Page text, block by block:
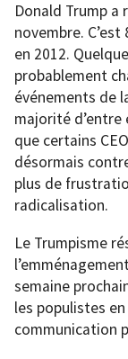
Donald Trump a
novembre.
en 2012.
probablement
événements de
majorité d’entre
que certains
désormais
plus de
radicalisation.
Le Trumpisme
semaine
les populistes
communication